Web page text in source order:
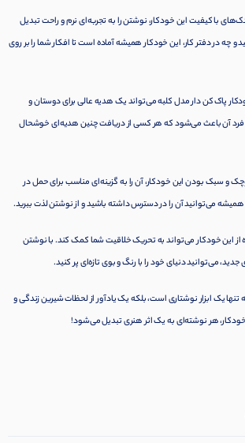
با کیفیت این خودکار، نوشتن را به تجربه‌ای نرم و راحت تبدیل
در دفتر کار، این خودکار همیشه آماده است تا افکار شما را بر روی
پاک کن دار مدل کلبه می‌تواند یک هدیه عالی برای دوستان و
فرد آن باعث می‌شود که هر کسی از دریافت چنین هدیه‌ای خوشحال
و سبک بودن این خودکار، آن را به گزینه‌ای مناسب برای حمل در
می‌توانید آن را در دسترس داشته باشید و از نوشتن لذت ببرید.
از این خودکار می‌تواند به تحریک خلاقیت شما کمک کند. با نوشتن
می‌توانید دنیای خود را با رنگ و بوی تازه‌ای پر کنید.
یک ابزار نوشتاری است، بلکه یک یادآور از لحظات شیرین زندگی و
هر نوشته‌ای به یک اثر هنری تبدیل می‌شود!